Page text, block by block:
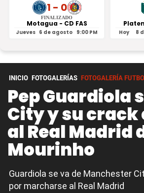
1 - 0
FINALIZADO
Motagua - CD FAS
Jueves 6 de agosto 9:00 PM Hoy 8
INICIO FOTOGALERÍAS FOTOGALERÍA
Pep Guardiola
City y su crack
al Real Madrid
Mourinho
Guardiola se va de Manchester
por marcharse al Real Madrid